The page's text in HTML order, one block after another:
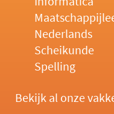
Nederlands
Scheikunde
Spelling
Bekijk al onze